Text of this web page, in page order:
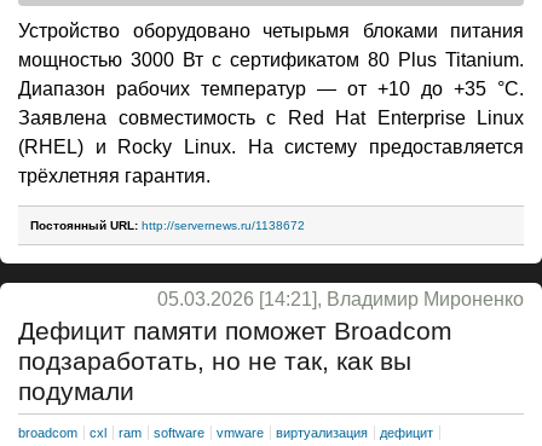
Устройство оборудовано четырьмя блоками питания
мощностью 3000 Вт с сертификатом 80 Plus Titanium.
Диапазон рабочих температур — от +10 до +35 °C.
Заявлена совместимость с Red Hat Enterprise Linux
(RHEL) и Rocky Linux. На систему предоставляется
трёхлетняя гарантия.
Постоянный URL: http://servernews.ru/1138672
05.03.2026 [14:21], Владимир Мироненко
Дефицит памяти поможет Broadcom
подзаработать, но не так, как вы
подумали
broadcom cxl ram software vmware виртуализация дефицит